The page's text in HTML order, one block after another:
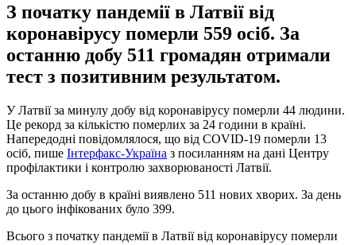
З початку пандемії в Латвії від
коронавірусу померли 559 осіб. За
останню добу 511 громадян отримали
тест з позитивним результатом.
У Латвії за минулу добу від коронавірусу померли 44 людини.
Це рекорд за кількістю померлих за 24 години в країні.
Напередодні повідомлялося, що від COVID-19 померли 13
осіб, пише Інтерфакс-Україна з посиланням на дані Центру
профілактики і контролю захворюваності Латвії.
За останню добу в країні виявлено 511 нових хворих. За день
до цього інфікованих було 399.
Всього з початку пандемії в Латвії від коронавірусу померли